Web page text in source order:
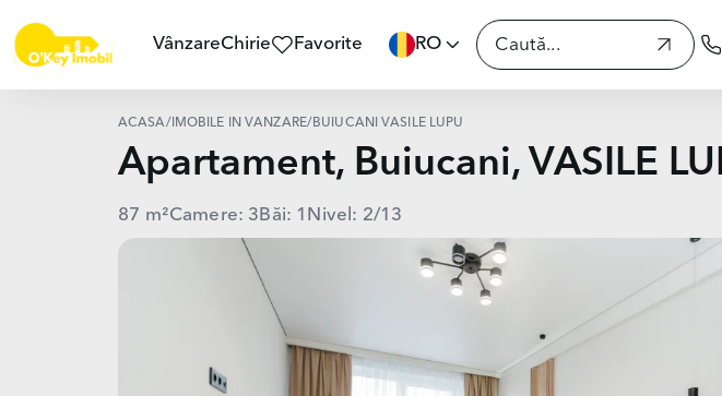
VânzareChirie Favorite RO
ACASĂ/ IMOBILE ÎN VÂNZARE/ BUIUCANI VASILE LUPU
Apartament, Buiucani, VASILE
87 m²Camere: 3 Băi: 1 Nivel: 2/13